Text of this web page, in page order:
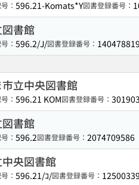
： 596.21-Komats*Y図書登録番号：
書館
： 596.2/J/図書登録番号： 140478819
立中央図書館
： 596.21 KOM図書登録番号：
書館
： 596.2図書登録番号： 2074709586
央図書館
： 596.21/ｺ/図書登録番号：